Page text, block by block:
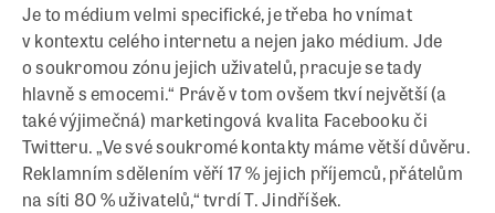
Je to médium velmi specifické, je třeba ho vnímat
v kontextu celého internetu a nejen jako médium. Jde
o soukromou zónu jejich uživatelů, pracuje se tady
hlavně s emocemi.“ Právě v tom ovšem tkví největší (a
také výjimečná) marketingová kvalita Facebooku či
Twitteru. „Ve své soukromé kontakty máme větší důvěru.
Reklamním sdělením věří 17 % jejich příjemců, přátelům
na síti 80 % uživatelů,“ tvrdí T. Jindříšek.